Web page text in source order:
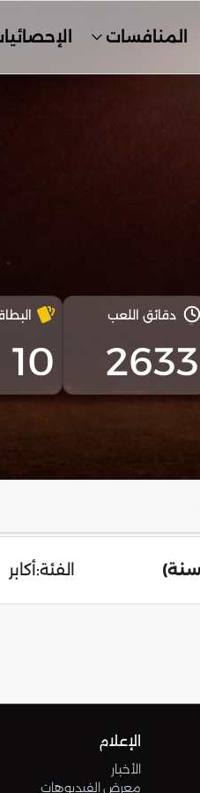
المنافسات
دقائق اللعب
2633
10
الفئة:أكابر
الإعلام
الأخبار
معرض الفيديوهات